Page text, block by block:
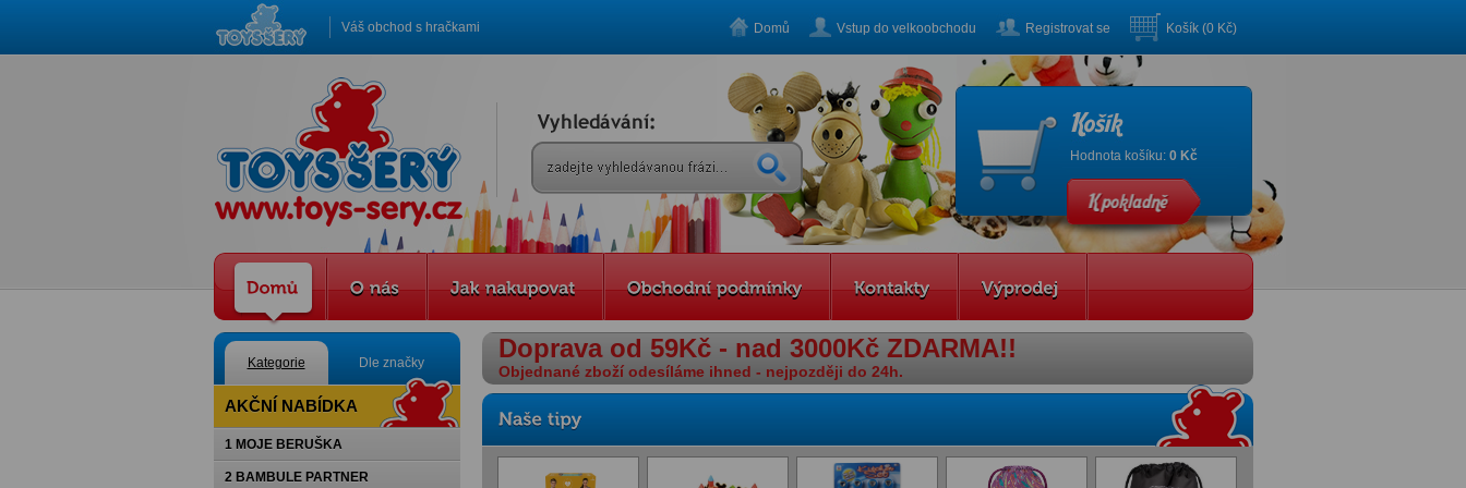
Váš obchod s hračkami Domů Vstup do velkoobchodu Registrovat se Košík (0 Kč)
Hodnota košíku: 0 Kč
Kategorie Dle značky
AKČNÍ NABÍDKA
1 MOJE BERUŠKA
2 BAMBULE PARTNER
Doprava od 59Kč - nad 3000Kč ZDARMA!!
Objednané zboží odesíláme ihned - nejpozději do 24h.